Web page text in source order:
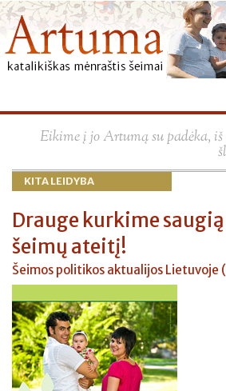
Eikime į jo Artumą su padėka,
KITA LEIDYBA
Drauge kurkime
šeimų ateitį!
Šeimos politikos aktualijos Lietuvoje